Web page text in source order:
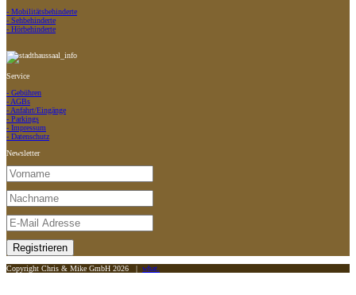
- Mobilitätsbehinderte
- Sehbehinderte
- Hörbehinderte
Service
- Gebühren
- AGBs
- Anfahrt/Eingänge
- Parkings
- Impressum
- Datenschutz
Newsletter
Copyright Chris & Mike GmbH 2026 | what.